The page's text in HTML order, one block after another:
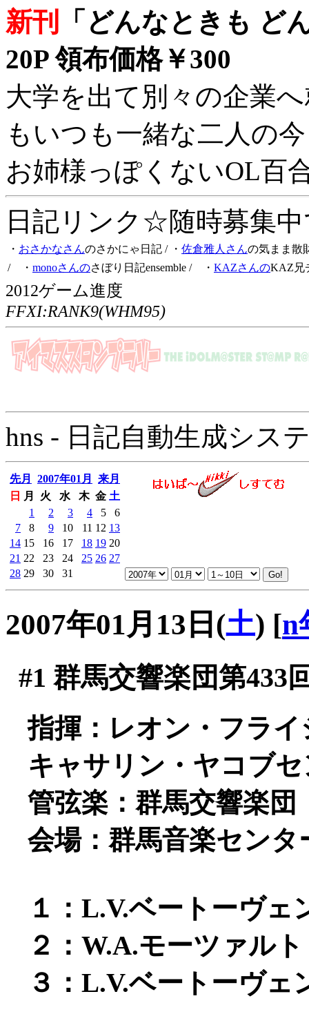
新刊
「どんなときも ど
20P 領布価格￥300
大学を出て別々の企業
もいつも一緒な二人の
お姉様っぽくないOL百
日記リンク☆随時募集
・ おさかなさんのさかにゃ日記 / ・ 佐倉雅人さんの気まま散
/ ・ monoさんのさぼり日記ensemble / ・ KAZさんのKAZ兄
2012ゲーム進度
FFXI:RANK9(WHM95)
hns - 日記自動生成シス
先月 2007年01月
来月
日
月 火 水 木 金 土
1
2 3 4 5
6
7
8 9 10 11 12 13
14 15 16 17 18 19 20
21 22 23 24 25 26 27
28 29 30 31
2007年01月13日(土) [n
#1 群馬交響楽団第433
指揮：レオン・フライ
キャサリン・ヤコブ
管弦楽：群馬交響楽団
会場：群馬音楽センタ
１：L.V.ベートーヴ
２：W.A.モーツァル
３：L.V.ベートーヴ